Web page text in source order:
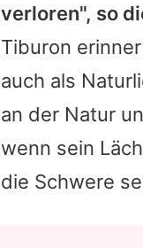
verloren", so
Tiburon
auch als
an der Natur
wenn sein
die Schwere